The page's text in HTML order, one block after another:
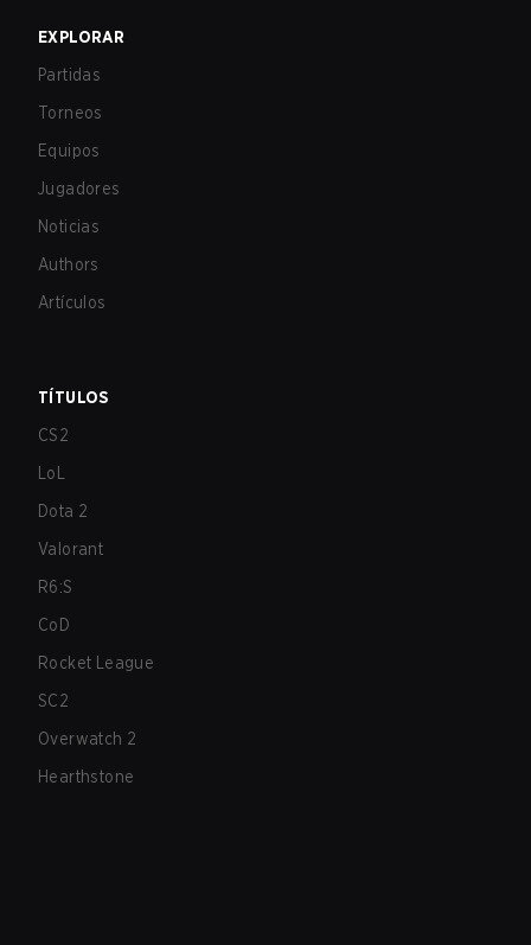
EXPLORAR
Partidas
Torneos
Equipos
Jugadores
Noticias
Authors
Artículos
TÍTULOS
CS2
LoL
Dota 2
Valorant
R6:S
CoD
Rocket League
SC2
Overwatch 2
Hearthstone